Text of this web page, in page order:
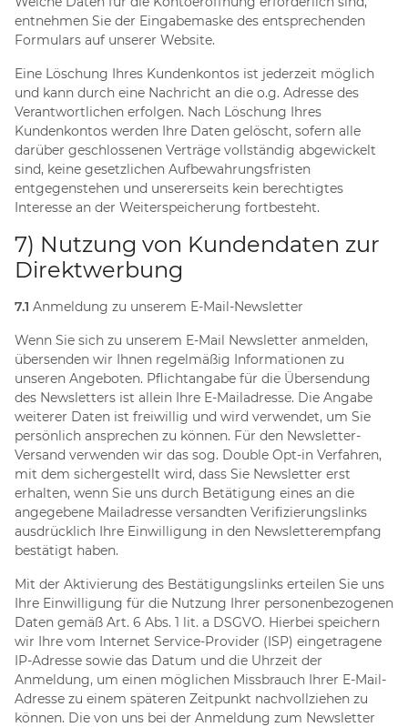
entnehmen Sie der Eingabemaske des entsprechenden
Formulars auf unserer Website.
Eine Löschung Ihres Kundenkontos ist jederzeit möglich
und kann durch eine Nachricht an die o.g. Adresse des
Verantwortlichen erfolgen. Nach Löschung Ihres
Kundenkontos werden Ihre Daten gelöscht, sofern alle
darüber geschlossenen Verträge vollständig abgewickelt
sind, keine gesetzlichen Aufbewahrungsfristen
entgegenstehen und unsererseits kein berechtigtes
Interesse an der Weiterspeicherung fortbesteht.
7) Nutzung von Kundendaten zur
Direktwerbung
7.1 Anmeldung zu unserem E-Mail-Newsletter
Wenn Sie sich zu unserem E-Mail Newsletter anmelden,
übersenden wir Ihnen regelmäßig Informationen zu
unseren Angeboten. Pflichtangabe für die Übersendung
des Newsletters ist allein Ihre E-Mailadresse. Die Angabe
weiterer Daten ist freiwillig und wird verwendet, um Sie
persönlich ansprechen zu können. Für den Newsletter-
Versand verwenden wir das sog. Double Opt-in Verfahren,
mit dem sichergestellt wird, dass Sie Newsletter erst
erhalten, wenn Sie uns durch Betätigung eines an die
angegebene Mailadresse versandten Verifizierungslinks
ausdrücklich Ihre Einwilligung in den Newsletterempfang
bestätigt haben.
Mit der Aktivierung des Bestätigungslinks erteilen Sie uns
Ihre Einwilligung für die Nutzung Ihrer personenbezogenen
Daten gemäß Art. 6 Abs. 1 lit. a DSGVO. Hierbei speichern
wir Ihre vom Internet Service-Provider (ISP) eingetragene
IP-Adresse sowie das Datum und die Uhrzeit der
Anmeldung, um einen möglichen Missbrauch Ihrer E-Mail-
Adresse zu einem späteren Zeitpunkt nachvollziehen zu
können. Die von uns bei der Anmeldung zum Newsletter